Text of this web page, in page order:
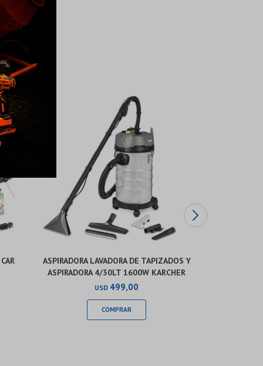
ASPIRADORA LAVADORA DE TAPIZADOS Y
ASPIRADORA 4/30LT 1600W KARCHER
USD 499,00